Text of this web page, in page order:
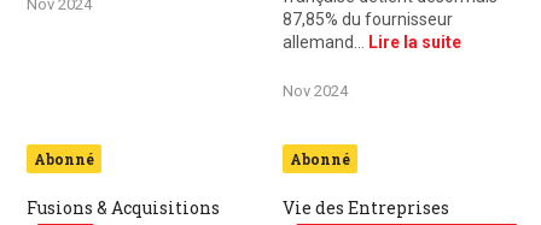
Nov 2024
87,85% du fournisseur
allemand…
Lire la suite
Nov 2024
Abonné
Fusions & Acquisitions
Abonné
Vie des Entreprises